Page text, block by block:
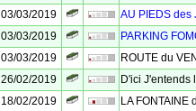
03/03/2019
AU PIEDS des
03/03/2019
PARKING
03/03/2019
ROUTE du
26/02/2019
D'ici J'entends
18/02/2019
LA FONTAINE